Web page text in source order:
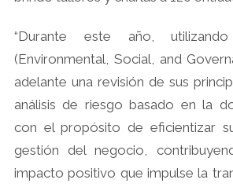
“Durante este año,
(Environmental, Social, and
adelante una revisión de sus
análisis de riesgo basado en la
con el propósito de eficientizar
gestión del negocio,
impacto positivo que impulse la